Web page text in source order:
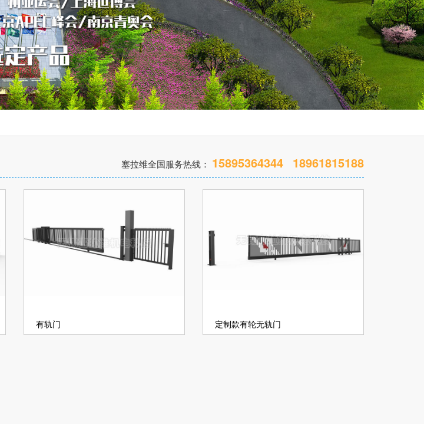
塞拉维全国服务热线： 15895364344 18961815188
有轨门 定制款有轮无轨门